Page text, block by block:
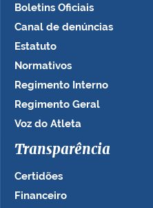
Boletins Oficiais
Canal de denúncias
Estatuto
Normativos
Regimento Interno
Regimento Geral
Voz do Atleta
Transparência
Certidões
Financeiro